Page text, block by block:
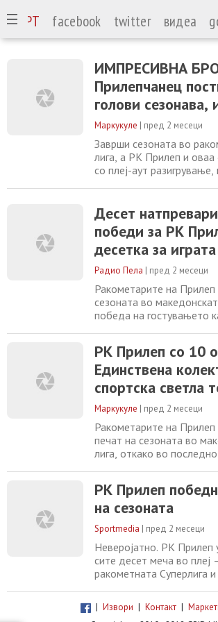
СПОРТ facebook twitter видеа
ИМПРЕСИВНА
Прилепчанец
голови сезонава,
нема добиено
репрезентација
Маркукуле | пред 2 месеци
Заврши сезоната во
лига, а РК Прилеп и оваа
со плеј-аут
игра во најелитното
амбициите и на клубот и
во ракометот во градот
Кули се зголемуваат.
Десет
победи за РК
десетка за
аутот во
лига
Радио Пела | пред 2 месеци
Ракометарите на Прилеп
сезоната во
победа на гостувањето
Битола беше пресметка
тима во плеј-аутот, но
потврди дека во овој
најстабилниот и
Најдобар поединец
РК Прилеп со 10
Единствена
спортска светла
градот, но со
за тренинг и
Маркукуле | пред 2 месеци
Ракометарите на Прилеп
печат на сезоната во
лига, откако во
најдобро пласирани
фазата, прилепчани
најквалитетен тим во
натпреварувањето
РК Прилеп
на сезоната
Sportmedia | пред 2 месеци
Неверојатно. РК Прилеп
сите десет меча во плеј
ракометната Суперлига
последниот меч,
тим славеа кај Пелистер
| Извори | Контакт |